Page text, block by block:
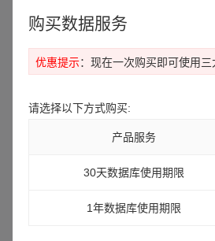
购买数据服务
优惠提示：现在一次购买即可使用
请选择以下方式购买:
产品服务
30天数据库使用期限
1年数据库使用期限